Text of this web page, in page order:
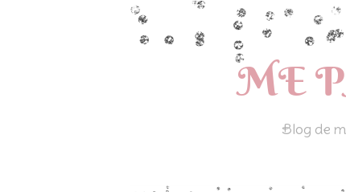
ME
Blog de